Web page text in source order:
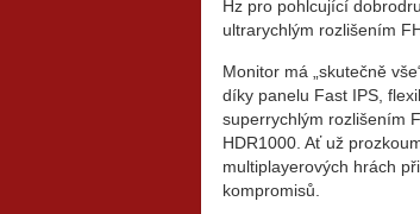
Hz pro pohlcující
ultrarychlým rozlišením
Monitor má „skutečně
díky panelu Fast IPS,
superrychlým rozlišením
HDR1000. Ať už
multiplayerových hrách
kompromisů.